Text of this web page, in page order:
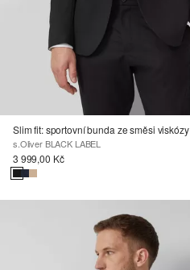
Slim fit: sportovní bunda ze směsi viskózy
s.Oliver BLACK LABEL
3 999,00 Kč